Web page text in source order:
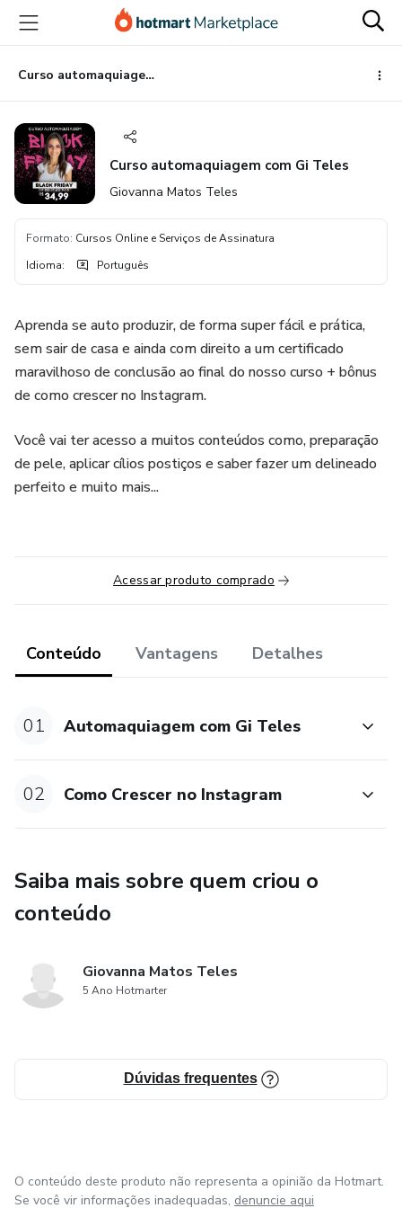
para
conteúdo
principal
para
pagamento
para
rodapé
Curso automaquiagem com Gi Teles
Curso automaquiagem com Gi Teles
Giovanna Matos Teles
Formato: Cursos Online e Serviços de Assinatura
Idioma: Português
Aprenda se auto produzir, de forma super fácil e prática,
sem sair de casa e ainda com direito a um certificado
maravilhoso de conclusão ao final do nosso curso + bônus
de como crescer no Instagram.
Você vai ter acesso a muitos conteúdos como, preparação
de pele, aplicar cílios postiços e saber fazer um delineado
perfeito e muito mais...
Acessar produto comprado
Conteúdo Vantagens Detalhes
01 Automaquiagem com Gi Teles
02 Como Crescer no Instagram
Saiba mais sobre quem criou o
conteúdo
Giovanna Matos Teles
5 Ano Hotmarter
Dúvidas frequentes
O conteúdo deste produto não representa a opinião da Hotmart.
Se você vir informações inadequadas, denuncie aqui